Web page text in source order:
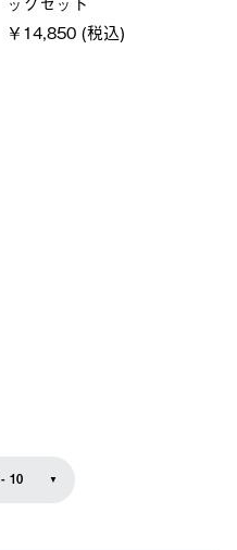
￥14,850 (税込)
10